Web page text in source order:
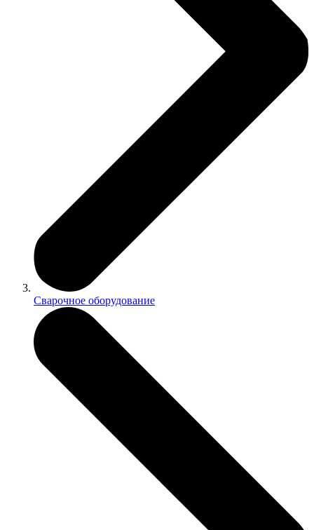
Сварочное оборудование